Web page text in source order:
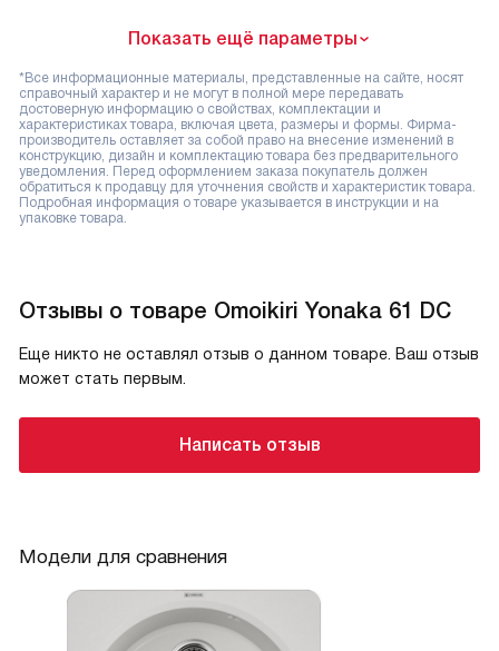
Показать ещё параметры
*Все информационные материалы, представленные на сайте, носят
справочный характер и не могут в полной мере передавать
достоверную информацию о свойствах, комплектации и
характеристиках товара, включая цвета, размеры и формы. Фирма-
производитель оставляет за собой право на внесение изменений в
конструкцию, дизайн и комплектацию товара без предварительного
уведомления. Перед оформлением заказа покупатель должен
обратиться к продавцу для уточнения свойств и характеристик товара.
Подробная информация о товаре указывается в инструкции и на
упаковке товара.
Отзывы о товаре Omoikiri Yonaka 61 DC
Еще никто не оставлял отзыв о данном товаре. Ваш отзыв
может стать первым.
Написать отзыв
Модели для сравнения